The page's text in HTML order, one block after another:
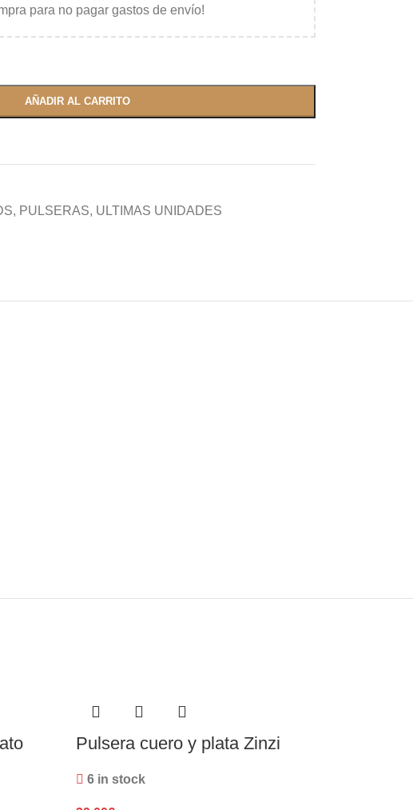
para no pagar gastos de envío!
AÑADIR AL CARRITO
, PULSERAS, ULTIMAS UNIDADES
Pulsera cuero y plata Zinzi
6 in stock